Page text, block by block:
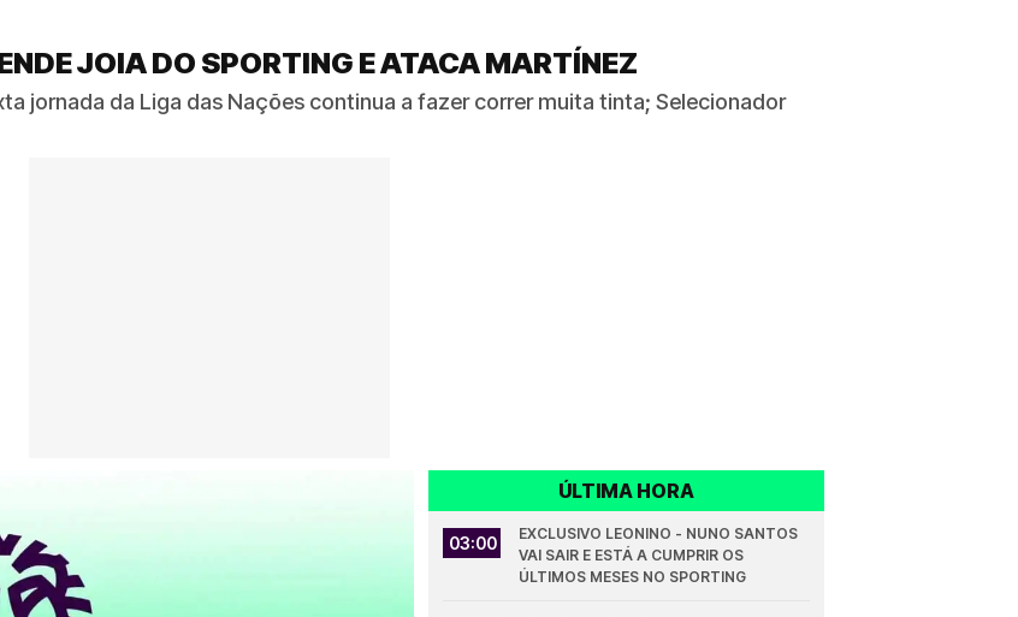
JOIA DO SPORTING E ATACA MARTÍNEZ
jornada da Liga das Nações continua a fazer correr muita tinta; Selecionador
ÚLTIMA HORA
03:00
EXCLUSIVO LEONINO - NUNO SANTOS
VAI SAIR E ESTÁ A CUMPRIR OS
ÚLTIMOS MESES NO SPORTING